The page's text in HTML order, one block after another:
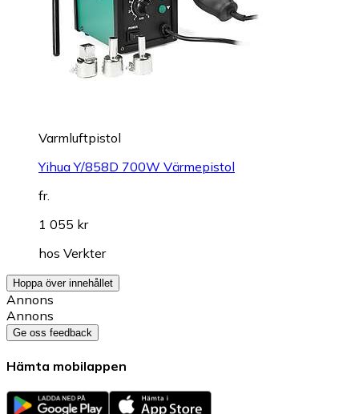
Varmluftpistol
Yihua Y/858D 700W Värmepistol
fr.
1 055 kr
hos Verkter
Hoppa över innehållet
Annons
Annons
Ge oss feedback
Hämta mobilappen